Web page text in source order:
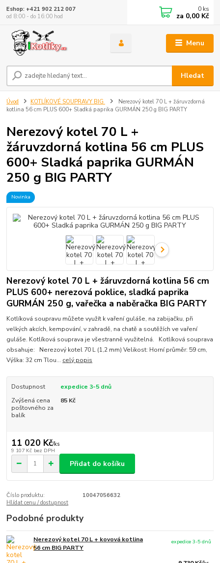
Menu
Hledat
Eshop: +421 902 212 007
od 8:00 - do 16:00 hod
0 ks
za 0,00 Kč
Úvod KOTLÍKOVÉ SOUPRAVY BIG
Nerezový kotel 70 L + žáruvzdorná
kotlina 56 cm PLUS 600+ Sladká paprika GURMÁN 250 g BIG PARTY
Nerezový kotel 70 L +
žáruvzdorná kotlina 56 cm PLUS
600+ Sladká paprika GURMÁN
250 g BIG PARTY
Novinka
Nerezový kotel 70 L + žáruvzdorná kotlina 56 cm
PLUS 600+ nerezová poklice, sladká paprika
GURMÁN 250 g, vařečka a naběračka BIG PARTY
Kotlíková soupravu můžete využít k vaření guláše, na zabijačku, při
velkých akcích, kempování, v zahradě, na chatě a soutěžích ve vaření
guláše. Kotlíková souprava je všestranně využitelná. Kotlíková souprava
obsahuje: Nerezový kotel 70 L (1,2 mm) Velikost: Horní průměr: 59 cm,
Výška: 32 cm Tlou... celý popis
Dostupnost
expedice 3-5 dnů
Zvýšená cena
poštovného za
balík
85 Kč
11 020 Kč/ks
9 107 Kč bez DPH
Přidat do košíku
Číslo produktu:
10047056632
Hlídat cenu / dostupnost
Podobné produkty
Nerezový kotel 70 L + kovová kotlina
56 cm BIG PARTY
expedice 3-5 dnů